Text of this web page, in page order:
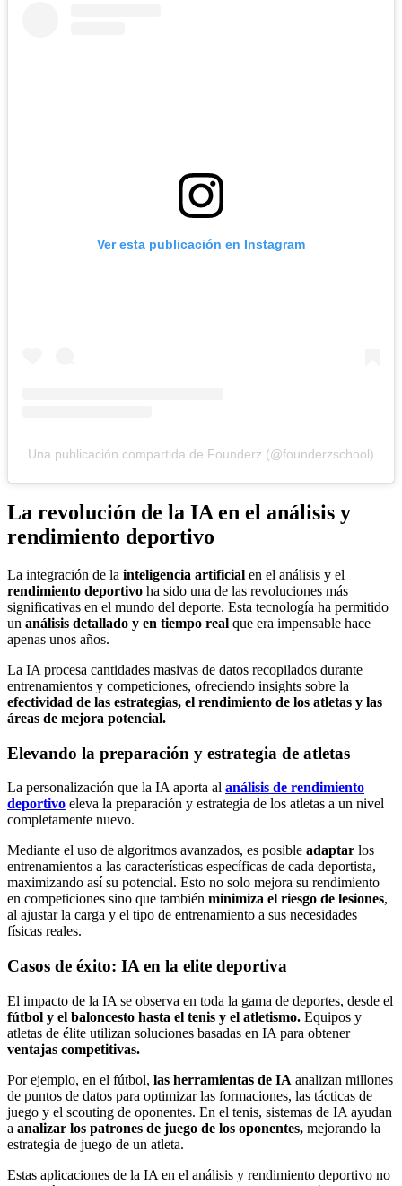
Ver esta publicación en Instagram
Una publicación compartida de Founderz (@founderzschool)
La revolución de la IA en el análisis y
rendimiento deportivo
La integración de la inteligencia artificial en el análisis y el
rendimiento deportivo ha sido una de las revoluciones más
significativas en el mundo del deporte. Esta tecnología ha permitido
un análisis detallado y en tiempo real que era impensable hace
apenas unos años.
La IA procesa cantidades masivas de datos recopilados durante
entrenamientos y competiciones, ofreciendo insights sobre la
efectividad de las estrategias, el rendimiento de los atletas y las
áreas de mejora potencial.
Elevando la preparación y estrategia de atletas
La personalización que la IA aporta al análisis de rendimiento
deportivo eleva la preparación y estrategia de los atletas a un nivel
completamente nuevo.
Mediante el uso de algoritmos avanzados, es posible adaptar los
entrenamientos a las características específicas de cada deportista,
maximizando así su potencial. Esto no solo mejora su rendimiento
en competiciones sino que también minimiza el riesgo de lesiones,
al ajustar la carga y el tipo de entrenamiento a sus necesidades
físicas reales.
Casos de éxito: IA en la elite deportiva
El impacto de la IA se observa en toda la gama de deportes, desde el
fútbol y el baloncesto hasta el tenis y el atletismo. Equipos y
atletas de élite utilizan soluciones basadas en IA para obtener
ventajas competitivas.
Por ejemplo, en el fútbol, las herramientas de IA analizan millones
de puntos de datos para optimizar las formaciones, las tácticas de
juego y el scouting de oponentes. En el tenis, sistemas de IA ayudan
a analizar los patrones de juego de los oponentes, mejorando la
estrategia de juego de un atleta.
Estas aplicaciones de la IA en el análisis y rendimiento deportivo no